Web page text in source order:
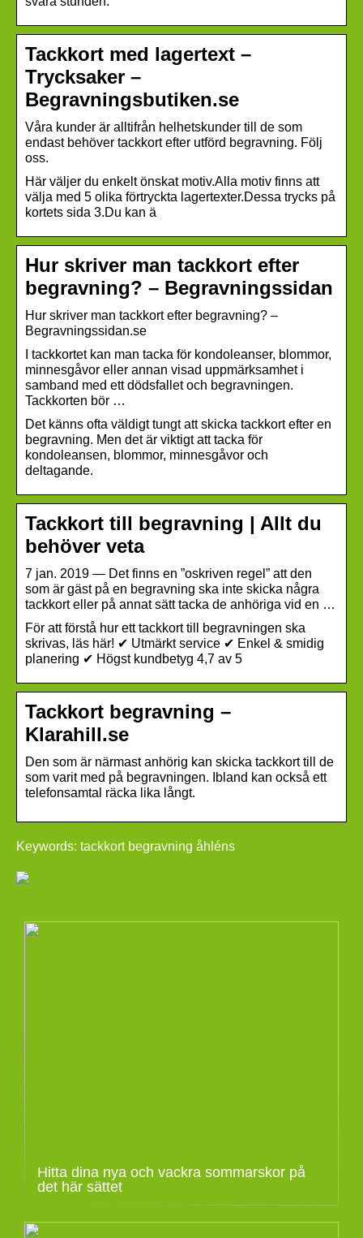
Tackkort med lagertext –
Trycksaker –
Begravningsbutiken.se
Våra kunder är alltifrån helhetskunder till de som
endast behöver tackkort efter utförd begravning. Följ
oss.
Här väljer du enkelt önskat motiv.Alla motiv finns att
välja med 5 olika förtryckta lagertexter.Dessa trycks på
kortets sida 3.Du kan ä
Hur skriver man tackkort efter
begravning? – Begravningssidan
Hur skriver man tackkort efter begravning? –
Begravningssidan.se
I tackkortet kan man tacka för kondoleanser, blommor,
minnesgåvor eller annan visad uppmärksamhet i
samband med ett dödsfallet och begravningen.
Tackkorten bör …
Det känns ofta väldigt tungt att skicka tackkort efter en
begravning. Men det är viktigt att tacka för
kondoleansen, blommor, minnesgåvor och
deltagande.
Tackkort till begravning | Allt du
behöver veta
7 jan. 2019 — Det finns en ”oskriven regel” att den
som är gäst på en begravning ska inte skicka några
tackkort eller på annat sätt tacka de anhöriga vid en …
För att förstå hur ett tackkort till begravningen ska
skrivas, läs här! ✔ Utmärkt service ✔ Enkel & smidig
planering ✔ Högst kundbetyg 4,7 av 5
Tackkort begravning –
Klarahill.se
Den som är närmast anhörig kan skicka tackkort till de
som varit med på begravningen. Ibland kan också ett
telefonsamtal räcka lika långt.
Keywords: tackkort begravning åhléns
Hitta dina nya och vackra sommarskor på
det här sättet